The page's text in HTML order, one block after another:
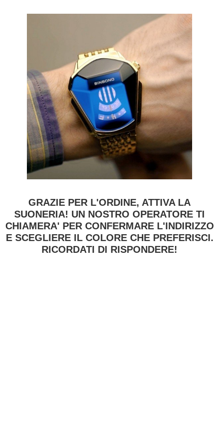
GRAZIE PER L'ORDINE, ATTIVA LA
SUONERIA! UN NOSTRO OPERATORE TI
CHIAMERA' PER CONFERMARE L'INDIRIZZO
E SCEGLIERE IL COLORE CHE PREFERISCI.
RICORDATI DI RISPONDERE!